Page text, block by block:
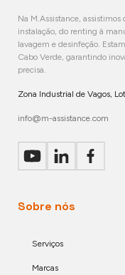
Na M.Assistance, assistimos
instalação, do renting à
lavagem e desinfeção.
Cabo Verde, garantindo
precisa.
Zona Industrial de Vagos,
info@m-assistance.com
Sobre nós
Serviços
Marcas